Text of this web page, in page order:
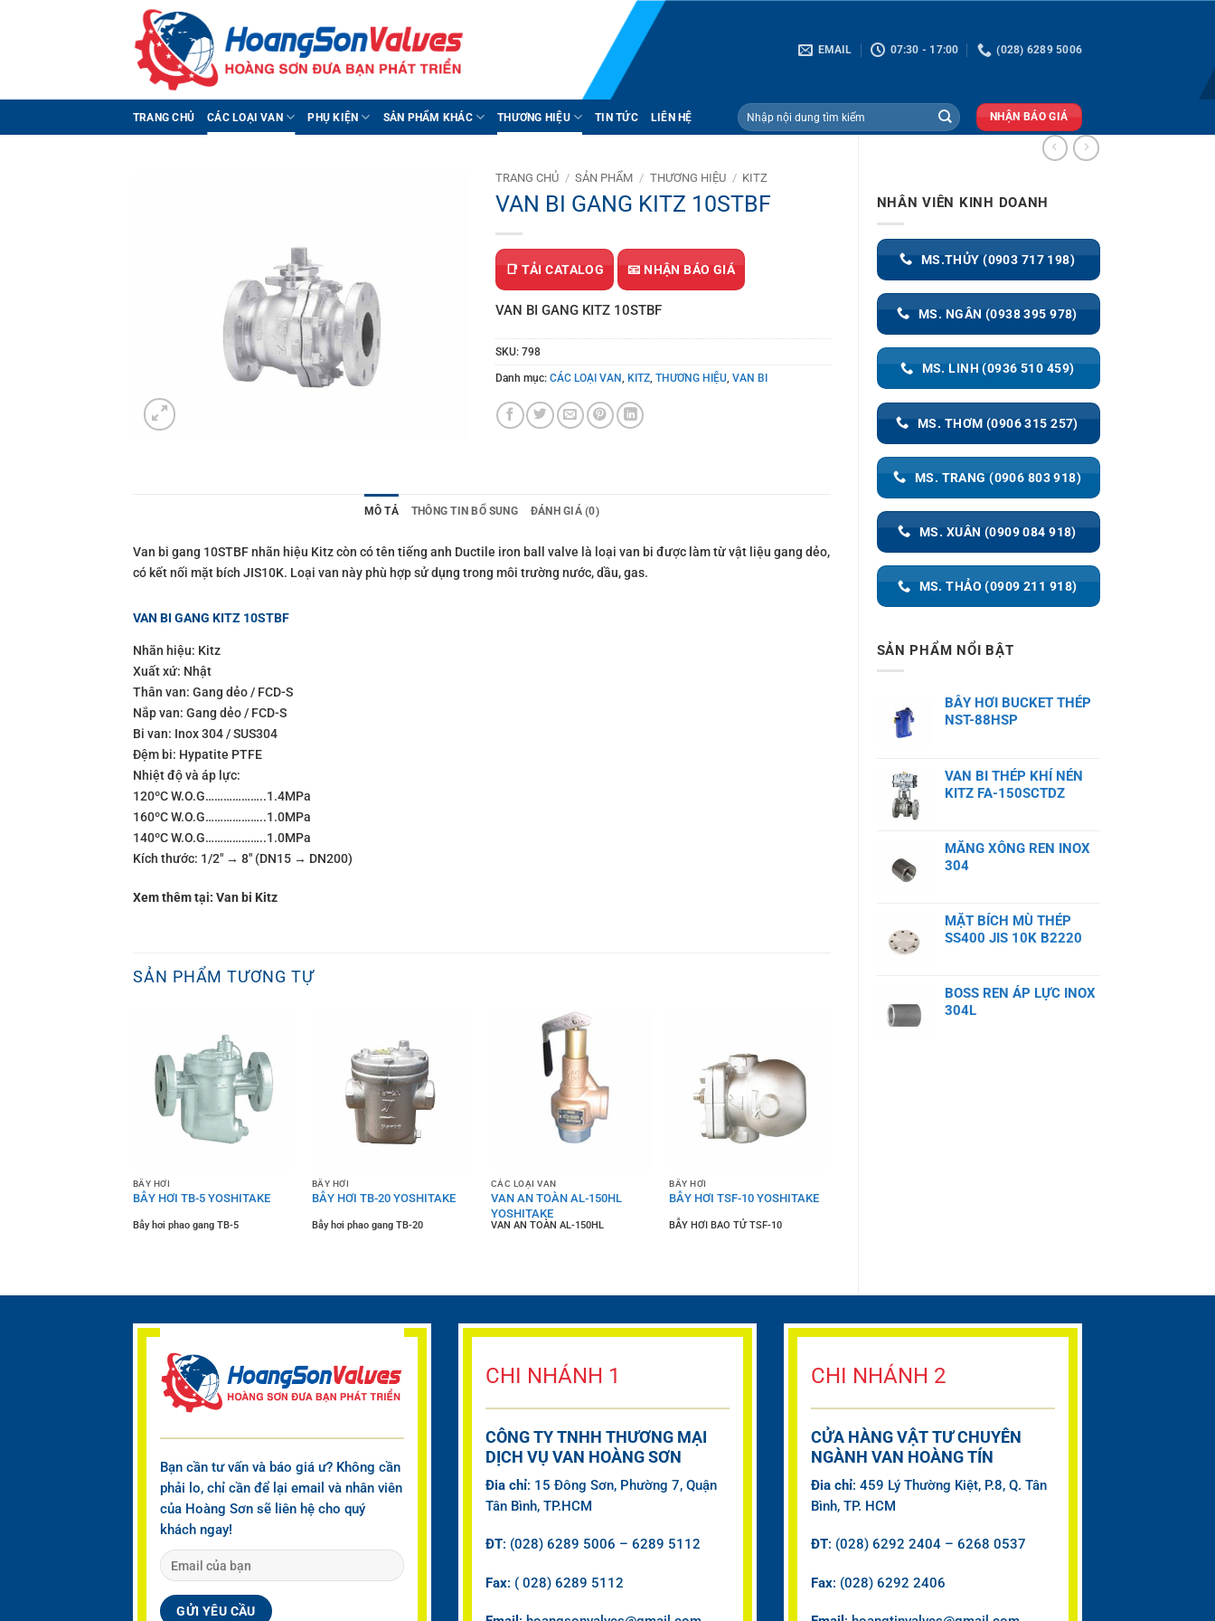
EMAIL 07:30 - 17:00 (028) 6289 5006
TRANG CHỦ CÁC LOẠI VAN PHỤ KIỆN SẢN PHẨM KHÁC THƯƠNG HIỆU TIN TỨC LIÊN HỆ
Tìm
kiếm:
NHẬN BÁO GIÁ
NHÂN VIÊN KINH DOANH
MS.THỦY (0903 717 198)
MS. NGÂN (0938 395 978)
MS. LINH (0936 510 459)
MS. THƠM (0906 315 257)
MS. TRANG (0906 803 918)
MS. XUÂN (0909 084 918)
MS. THẢO (0909 211 918)
SẢN PHẨM NỔI BẬT
BẪY HƠI BUCKET THÉP
NST-88HSP
VAN BI THÉP KHÍ NÉN
KITZ FA-150SCTDZ
MĂNG XÔNG REN INOX
304
MẶT BÍCH MÙ THÉP
SS400 JIS 10K B2220
BOSS REN ÁP LỰC INOX
304L
TRANG CHỦ / SẢN PHẨM / THƯƠNG HIỆU / KITZ
VAN BI GANG KITZ 10STBF
📑 TẢI CATALOG 📧 NHẬN BÁO GIÁ
VAN BI GANG KITZ 10STBF
SKU: 798
Danh mục: CÁC LOẠI VAN, KITZ, THƯƠNG HIỆU, VAN BI
MÔ TẢ THÔNG TIN BỔ SUNG ĐÁNH GIÁ (0)
Van bi gang 10STBF nhãn hiệu Kitz còn có tên tiếng anh Ductile iron ball valve là loại van bi được làm từ vật liệu gang dẻo,
có kết nối mặt bích JIS10K. Loại van này phù hợp sử dụng trong môi trường nước, dầu, gas.
VAN BI GANG KITZ 10STBF
Nhãn hiệu: Kitz
Xuất xứ: Nhật
Thân van: Gang dẻo / FCD-S
Nắp van: Gang dẻo / FCD-S
Bi van: Inox 304 / SUS304
Đệm bi: Hypatite PTFE
Nhiệt độ và áp lực:
120ºC W.O.G………………..1.4MPa
160ºC W.O.G………………..1.0MPa
140ºC W.O.G………………..1.0MPa
Kích thước: 1/2″ → 8″ (DN15 → DN200)
Xem thêm tại: Van bi Kitz
SẢN PHẨM TƯƠNG TỰ
BẪY HƠI
BẪY HƠI TB-5 YOSHITAKE
Bẫy hơi phao gang TB-5
BẪY HƠI
BẪY HƠI TB-20 YOSHITAKE
Bẫy hơi phao gang TB-20
CÁC LOẠI VAN
VAN AN TOÀN AL-150HL
YOSHITAKE
VAN AN TOÀN AL-150HL
BẪY HƠI
BẪY HƠI TSF-10 YOSHITAKE
BẪY HƠI BAO TỬ TSF-10
Bạn cần tư vấn và báo giá ư? Không cần
phải lo, chỉ cần để lại email và nhân viên
của Hoàng Sơn sẽ liên hệ cho quý
khách ngay!
CHI NHÁNH 1
CÔNG TY TNHH THƯƠNG MẠI
DỊCH VỤ VAN HOÀNG SƠN
Đia chỉ: 15 Đông Sơn, Phường 7, Quận
Tân Bình, TP.HCM
ĐT: (028) 6289 5006 – 6289 5112
Fax: ( 028) 6289 5112
CHI NHÁNH 2
CỬA HÀNG VẬT TƯ CHUYÊN
NGÀNH VAN HOÀNG TÍN
Đia chỉ: 459 Lý Thường Kiệt, P.8, Q. Tân
Bình, TP. HCM
ĐT: (028) 6292 2404 – 6268 0537
Fax: (028) 6292 2406